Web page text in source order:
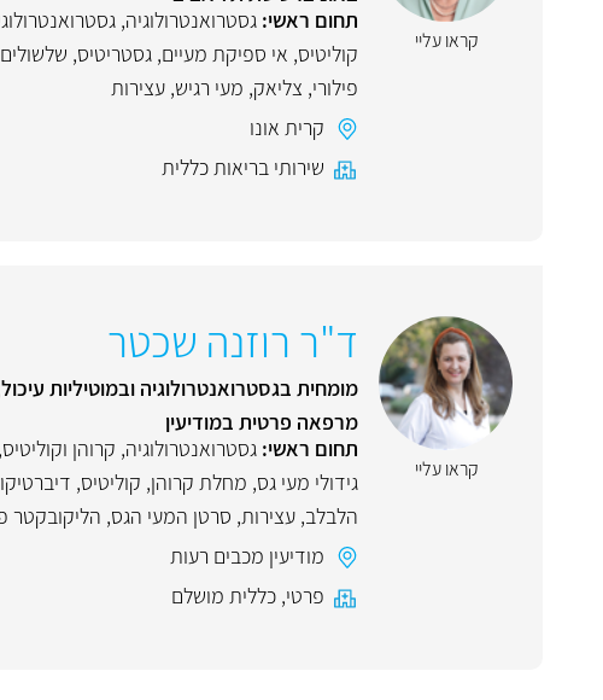
קראו עליי
תחום ראשי: גסטרואנטרולוגיה,
קוליטיס, אי ספיקת מעיים, גסטריטיס, שלשולים
פילורי, צליאק, מעי רגיש, עצירות
קרית אונו
שירותי בריאות כללית
קראו עליי
ד"ר רוזנה שכטר
מומחית בגסטרואנטרולוגיה ובמוטיליות
מרפאה פרטית במודיעין
תחום ראשי: גסטרואנטרולוגיה, קרוהן וקוליטיס,
גידולי מעי גס, מחלת קרוהן, קוליטיס,
הלבלב, עצירות, סרטן המעי הגס, הליקובקטר
מודיעין מכבים רעות
פרטי, כללית מושלם